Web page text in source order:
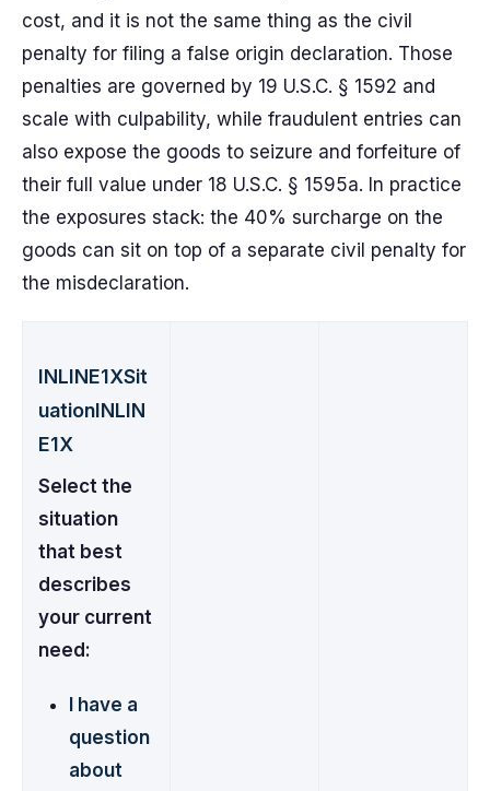
cost, and it is not the same thing as the civil
penalty for filing a false origin declaration. Those
penalties are governed by 19 U.S.C. § 1592 and
scale with culpability, while fraudulent entries can
also expose the goods to seizure and forfeiture of
their full value under 18 U.S.C. § 1595a. In practice
the exposures stack: the 40% surcharge on the
goods can sit on top of a separate civil penalty for
the misdeclaration.
INLINE1XSit
uationINLIN
E1X
Select the
situation
that best
describes
your current
need:
I have a
question
about